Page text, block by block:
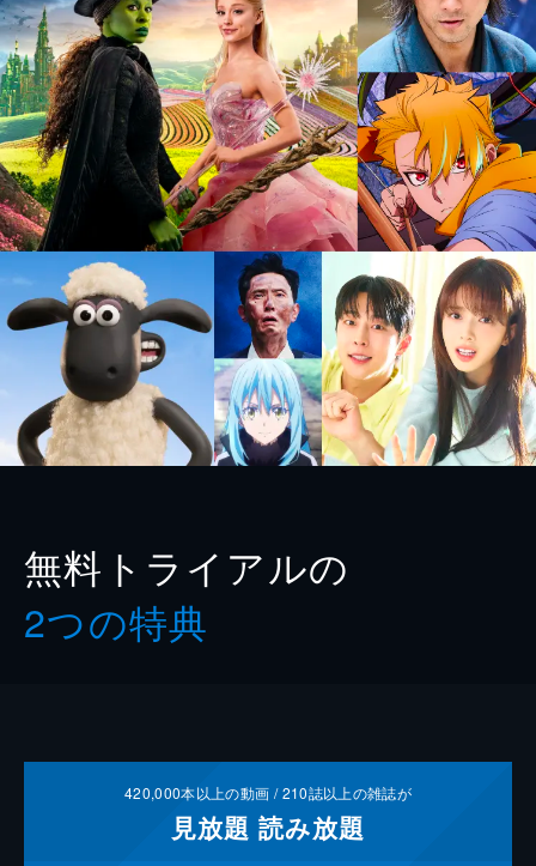
無料トライアルの
2つの特典
420,000本以上の動画 /210誌以上の雑誌が
見放題 読み放題